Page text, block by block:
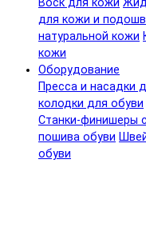
для кожи и подошв
натуральной кожи
кожи
Оборудование
Пресса и насадки
колодки для обуви
Станки-финишеры
пошива обуви
обуви